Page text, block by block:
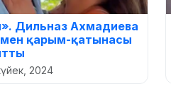
Дильназ Ахмадиева
қарым-қатынасы
2024